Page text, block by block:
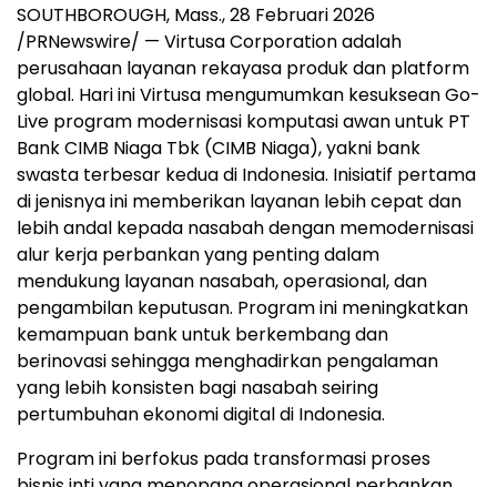
SOUTHBOROUGH, Mass.,28 Februari 2026
/PRNewswire/ — Virtusa Corporation adalah
perusahaan layanan rekayasa produk dan platform
global. Hari ini Virtusa mengumumkan kesuksean Go-
Live program modernisasi komputasi awan untuk PT
Bank CIMB Niaga Tbk (CIMB Niaga), yakni bank
swasta terbesar kedua di Indonesia. Inisiatif pertama
di jenisnya ini memberikan layanan lebih cepat dan
lebih andal kepada nasabah dengan memodernisasi
alur kerja perbankan yang penting dalam
mendukung layanan nasabah, operasional, dan
pengambilan keputusan. Program ini meningkatkan
kemampuan bank untuk berkembang dan
berinovasi sehingga menghadirkan pengalaman
yang lebih konsisten bagi nasabah seiring
pertumbuhan ekonomi digital di Indonesia.
Program ini berfokus pada transformasi proses